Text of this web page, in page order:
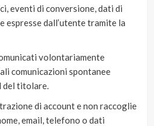
eventi di conversione, dati di
espresse dall’utente tramite la
volontariamente
comunicazioni spontanee
del titolare.
di account e non raccoglie
email, telefono o dati